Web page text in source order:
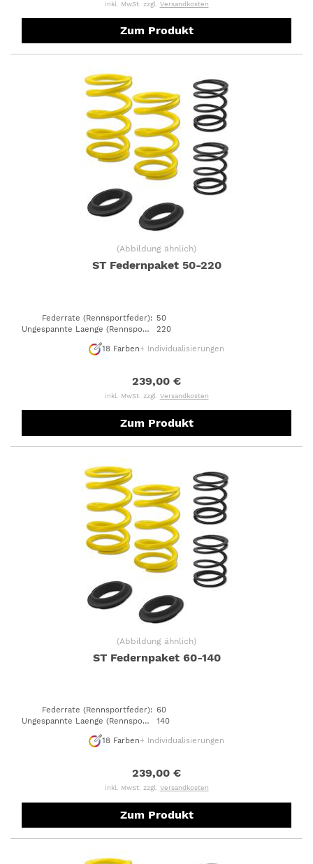
inkl. MwSt. zzgl. Versandkosten
Zum Produkt
(Abbildung ähnlich)
ST Federnpaket 50-220
Federrate (Rennsportfeder): 50
Ungespannte Laenge (Rennsportfeder)
220
18 Farben+ Individualisierungen
239,00 €
inkl. MwSt. zzgl. Versandkosten
Zum Produkt
(Abbildung ähnlich)
ST Federnpaket 60-140
Federrate (Rennsportfeder): 60
Ungespannte Laenge (Rennsportfeder)
140
18 Farben+ Individualisierungen
239,00 €
inkl. MwSt. zzgl. Versandkosten
Zum Produkt